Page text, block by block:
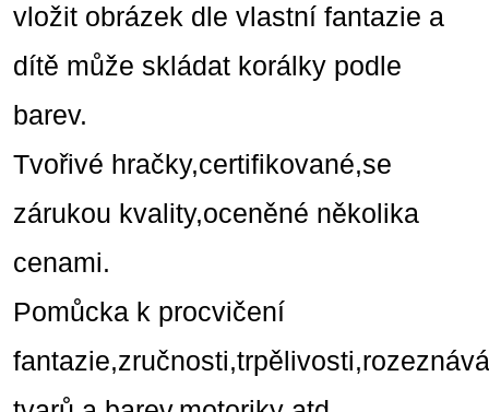
vložit obrázek dle vlastní fantazie a
dítě může skládat korálky podle
barev.
Tvořivé hračky,certifikované,se
zárukou kvality,oceněné několika
cenami.
Pomůcka k procvičení